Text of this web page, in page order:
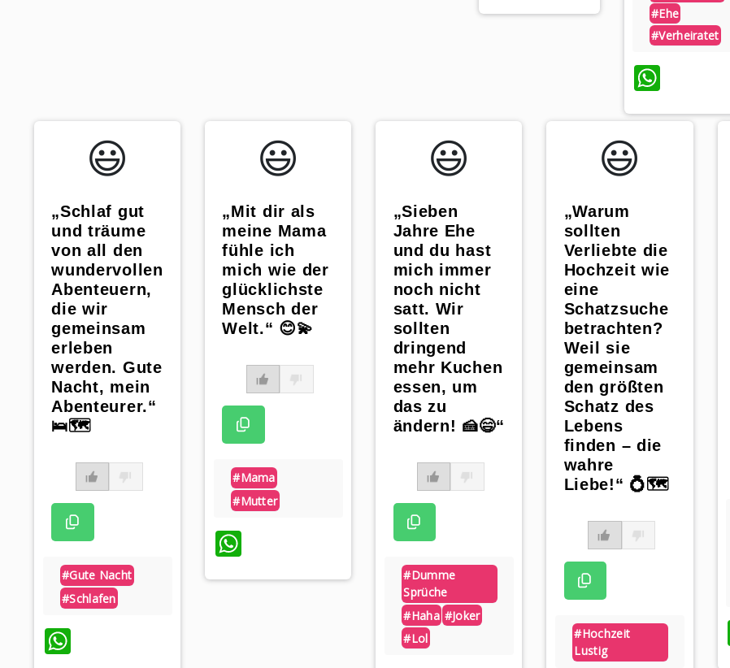
#ehe
#verheiratet
😃️
„Schlaf gut
und träume
von all den
wundervollen
Abenteuern,
die wir
gemeinsam
erleben
werden. Gute
Nacht, mein
Abenteurer.“
🛌🗺️
#gute Nacht
#schlafen
WhatsApp
😃️
„Mit dir als
meine Mama
fühle ich
mich wie der
glücklichste
Mensch der
Welt.“ 😊💫
#mama
#mutter
WhatsApp
😃️
„Sieben
Jahre Ehe
und du hast
mich immer
noch nicht
satt. Wir
sollten
dringend
mehr Kuchen
essen, um
das zu
ändern! 🍰😄“
#dumme
Sprüche
#haha #joker
#lol
😃️
„Warum
sollten
Verliebte die
Hochzeit wie
eine
Schatzsuche
betrachten?
Weil sie
gemeinsam
den größten
Schatz des
Lebens
finden – die
wahre
Liebe!“ 💍🗺️
#hochzeit
Lustig